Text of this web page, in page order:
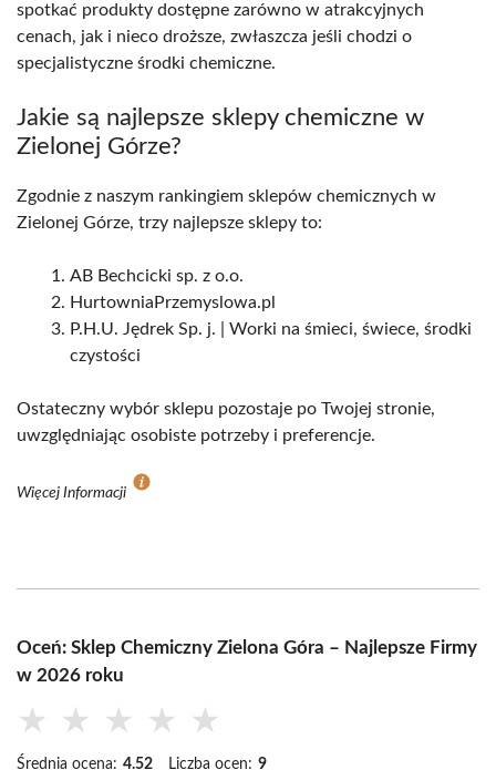
spotkać produkty dostępne zarówno w atrakcyjnych
cenach, jak i nieco droższe, zwłaszcza jeśli chodzi o
specjalistyczne środki chemiczne.
Jakie są najlepsze sklepy chemiczne w
Zielonej Górze?
Zgodnie z naszym rankingiem sklepów chemicznych w
Zielonej Górze, trzy najlepsze sklepy to:
AB Bechcicki sp. z o.o.
HurtowniaPrzemyslowa.pl
P.H.U. Jędrek Sp. j. | Worki na śmieci, świece, środki
czystości
Ostateczny wybór sklepu pozostaje po Twojej stronie,
uwzględniając osobiste potrzeby i preferencje.
Więcej Informacji
Oceń: Sklep Chemiczny Zielona Góra – Najlepsze Firmy
w 2026 roku
★ ★ ★ ★ ★
Średnia ocena: 4.52 Liczba ocen: 9